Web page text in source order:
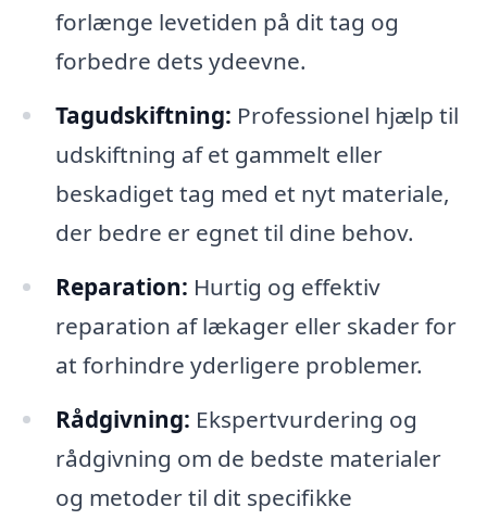
forlænge levetiden på dit tag og
forbedre dets ydeevne.
Tagudskiftning: Professionel hjælp til
udskiftning af et gammelt eller
beskadiget tag med et nyt materiale,
der bedre er egnet til dine behov.
Reparation: Hurtig og effektiv
reparation af lækager eller skader for
at forhindre yderligere problemer.
Rådgivning: Ekspertvurdering og
rådgivning om de bedste materialer
og metoder til dit specifikke